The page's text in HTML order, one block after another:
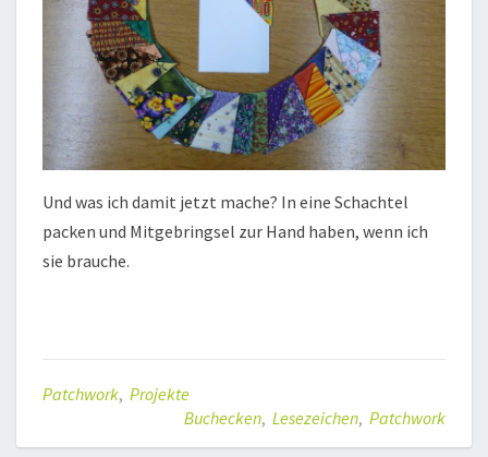
Und was ich damit jetzt mache? In eine Schachtel
packen und Mitgebringsel zur Hand haben, wenn ich
sie brauche.
Patchwork, Projekte
Buchecken, Lesezeichen, Patchwork